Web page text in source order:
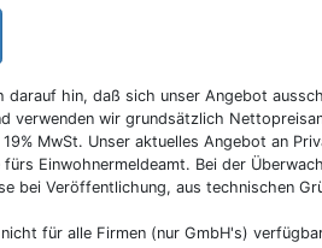
darauf hin, daß sich unser Angebot
verwenden wir grundsätzlich
MwSt. Unser aktuelles Angebot an
Einwohnermeldeamt. Bei der
bei Veröffentlichung, aus technischen
für alle Firmen (nur GmbH's)